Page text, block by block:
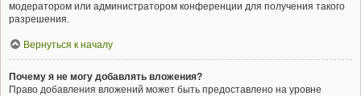
модератором или администратором конференции для получения такого
разрешения.
Вернуться к началу
Почему я не могу добавлять вложения?
Право добавления вложений может быть предоставлено на уровне